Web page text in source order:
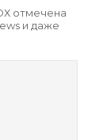
отмечена
и даже